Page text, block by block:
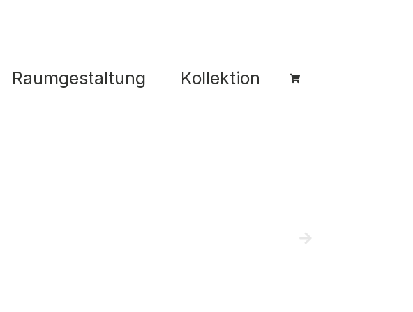
Raumgestaltung Kollektion